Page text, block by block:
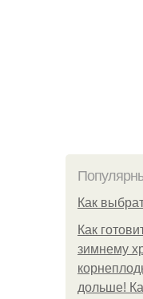
Как
Как
зимнему
дольше!